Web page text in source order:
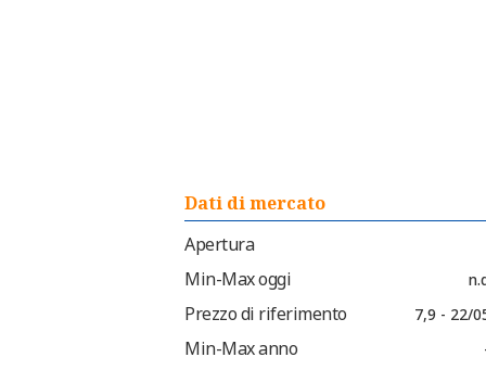
Dati di mercato
Apertura
Min-Max oggi
Prezzo di riferimento 7,9 - 22/
Min-Max anno